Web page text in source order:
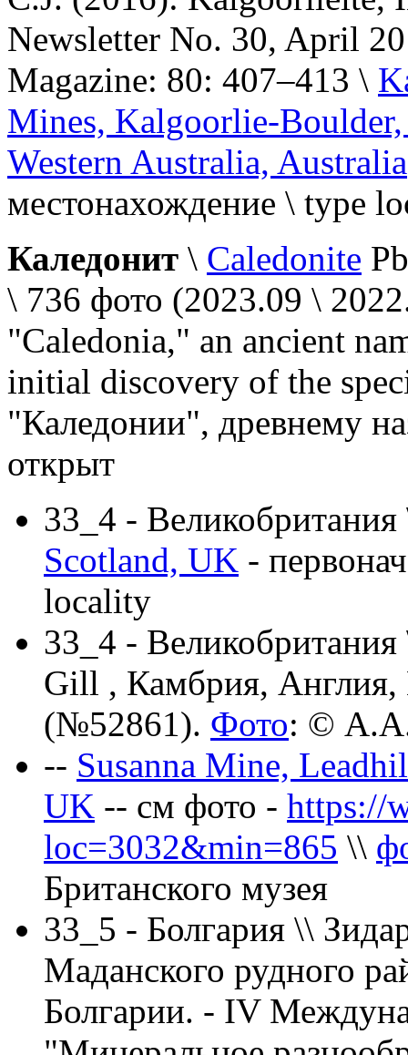
Newsletter No. 30, April
Magazine: 80: 407–413 \
Mines, Kalgoorlie-
Western Australia, Australia
местонахождение \ type
Каледонит \ Caledonite
\ 736 фото (2023.09 \
"Caledonia," an ancient
initial discovery of the
"Каледонии", древнему
открыт
33_4 -
Scotland, UK -
locality
33_4 -
Gill , Камбрия,
(№52861). Фото: © А.А.
-- Susanna Mine,
UK -- см фото - https://
loc=3032&min=865 \\
Британского музея
33_5 - Болгария \\
Маданского рудного
Болгарии. - IV